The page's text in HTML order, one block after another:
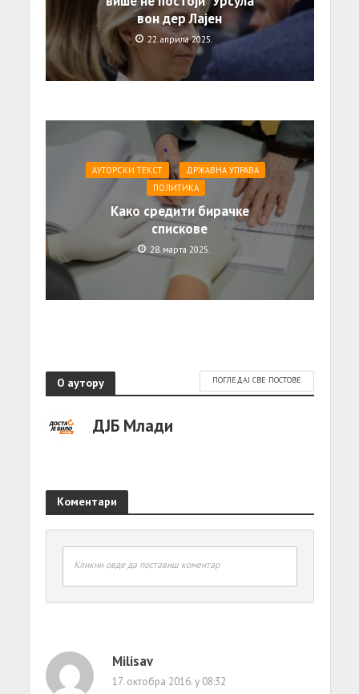
вон дер Лајен
22. априла 2025.
АУТОРСКИ ТЕКСТ
ДРЖАВНА УПРАВА
ПОЛИТИКА
Како средити бирачке
спискове
28. марта 2025.
О аутору ПОГЛЕДАЈ СВЕ ПОСТОВЕ
ДЈБ Млади
Коментари
Кликни овде да поставиш коментар
Milisav
17. октобра 2016. у 08:32